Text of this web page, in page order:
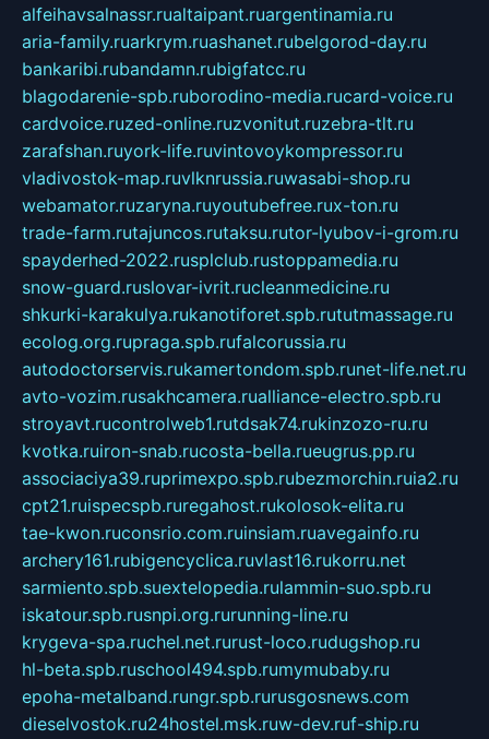
alfeihavsalnassr.rualtaipant.ruargentinamia.ru
aria-family.ruarkrym.ruashanet.rubelgorod-day.ru
bankaribi.rubandamn.rubigfatcc.ru
blagodarenie-spb.ruborodino-media.rucard-voice.ru
cardvoice.ruzed-online.ruzvonitut.ruzebra-tlt.ru
zarafshan.ruyork-life.ruvintovoykompressor.ru
vladivostok-map.ruvlknrussia.ruwasabi-shop.ru
webamator.ruzaryna.ruyoutubefree.rux-ton.ru
trade-farm.rutajuncos.rutaksu.rutor-lyubov-i-grom.ru
spayderhed-2022.rusplclub.rustoppamedia.ru
snow-guard.ruslovar-ivrit.rucleanmedicine.ru
shkurki-karakulya.rukanotiforet.spb.rututmassage.ru
ecolog.org.rupraga.spb.rufalcorussia.ru
autodoctorservis.rukamertondom.spb.runet-life.net.ru
avto-vozim.rusakhcamera.rualliance-electro.spb.ru
stroyavt.rucontrolweb1.rutdsak74.rukinzozo-ru.ru
kvotka.ruiron-snab.rucosta-bella.rueugrus.pp.ru
associaciya39.ruprimexpo.spb.rubezmorchin.ruia2.ru
cpt21.ruispecspb.ruregahost.rukolosok-elita.ru
tae-kwon.ruconsrio.com.ruinsiam.ruavegainfo.ru
archery161.rubigencyclica.ruvlast16.rukorru.net
sarmiento.spb.suextelopedia.rulammin-suo.spb.ru
iskatour.spb.rusnpi.org.rurunning-line.ru
krygeva-spa.ruchel.net.rurust-loco.rudugshop.ru
hl-beta.spb.ruschool494.spb.rumymubaby.ru
epoha-metalband.rungr.spb.rurusgosnews.com
dieselvostok.ru24hostel.msk.ruw-dev.ruf-ship.ru